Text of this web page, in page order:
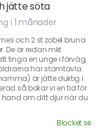
jätte söta
i 1 månader
och 2 st zobel bruna
De är redan mkt
tinga en unge i förväg,
har stamtavla.
är jätte duktig i
så bokar vi en tid för
om ditt djur när du
Blocket.se